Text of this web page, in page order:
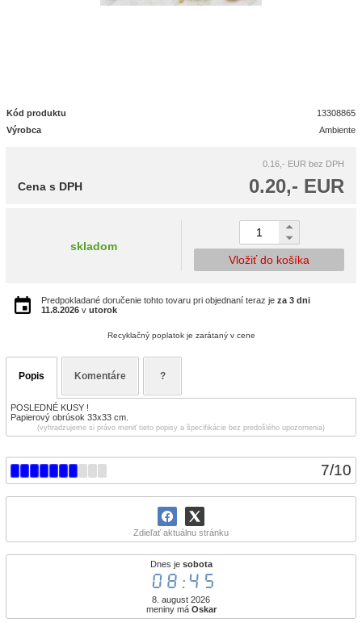
7/10
Zdieľať aktuálnu stránku
Dnes je sobota
08:45
8. august 2026
meniny má Oskar
Kód produktu
13308865
Výrobca
Ambiente
0.16,- EUR bez DPH
0.20,- EUR
Cena s DPH
skladom
Vložiť do košíka
Predpokladané doručenie tohto tovaru pri objednaní teraz je za 3 dni
11.8.2026 v utorok
Recyklačný poplatok je zarátaný v cene
Popis Komentáre ?
POSLEDNÉ KUSY !
Papierový obrúsok 33x33 cm.
(vyhradzujeme si právo meniť tieto popisy a špecifikácie bez predošlého upozornenia)